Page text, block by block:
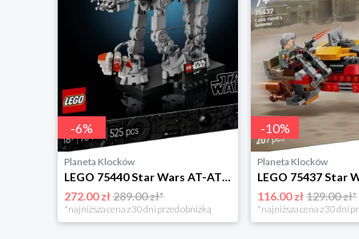
-6%
Planeta Klocków
LEGO 75440 Star Wars AT-AT Lego
272.00 zł289.00 zł*
*najniższa cena z 30 dni przed obniżką
-10%
Planeta Klocków
116.00 zł129.00 zł*
*najniższa cena z 30 dni